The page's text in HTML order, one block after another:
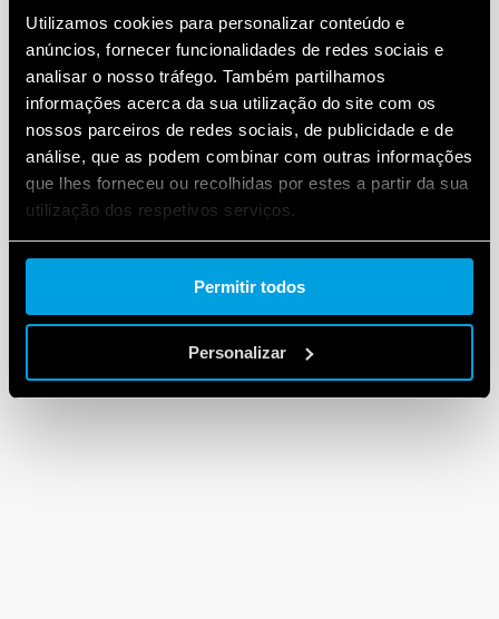
Utilizamos cookies para personalizar conteúdo e
anúncios, fornecer funcionalidades de redes sociais e
analisar o nosso tráfego. Também partilhamos
informações acerca da sua utilização do site com os
nossos parceiros de redes sociais, de publicidade e de
análise, que as podem combinar com outras informações
que lhes forneceu ou recolhidas por estes a partir da sua
utilização dos respetivos serviços.
Cookie policy.
Permitir todos
Personalizar